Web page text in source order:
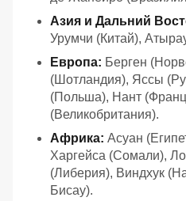
Азия и Дальний
Урумчи (Китай),
Европа: Берген
(Шотландия), Яссы
(Польша), Нант
(Великобритания).
Африка: Асуан
Харгейса (Сомали),
(Либерия), Виндхук
Бисау).